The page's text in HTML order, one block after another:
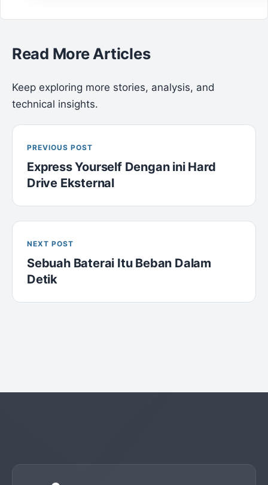
Read More Articles
Keep exploring more stories, analysis, and
technical insights.
PREVIOUS POST
Express Yourself Dengan ini Hard
Drive Eksternal
NEXT POST
Sebuah Baterai Itu Beban Dalam
Detik